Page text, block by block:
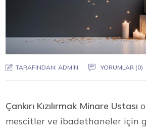
TARAFINDAN:ADMIN YORUMLAR (0)
Çankırı Kızılırmak Minare Ustası
mescitler ve ibadethaneler için